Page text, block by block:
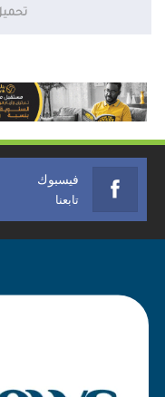
فيسبوك
تابعنا